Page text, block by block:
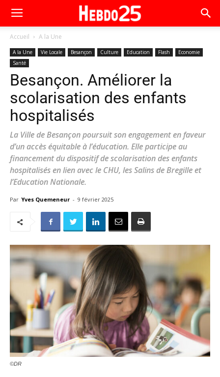
Accueil A la Une
A la Une Vie Locale Besançon Culture Education Flash
Economie
Santé
Besançon. Améliorer la
scolarisation des enfants
hospitalisés
La Ville de Besançon poursuit son engagement en faveur
d’un accès équitable à l’éducation. Elle participe au
financement du dispositif de scolarisation des enfants
hospitalisés en lien avec le CHU, les Salins de Bregille et
l’Education Nationale.
Par Yves Quemeneur - 9 février 2025
©DR